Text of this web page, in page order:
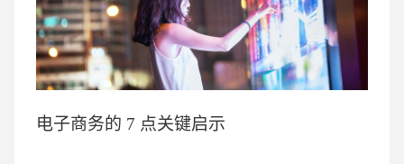
电子商务的 7 点关键启示